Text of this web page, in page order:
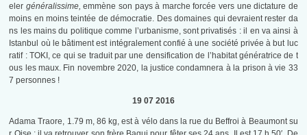
eler généralissime,emmène son pays à marche forcée vers une dictature de
moins en moins teintée de démocratie. Des domaines qui devraient rester da
ns les mains du politique comme l’urbanisme, sont privatisés : il en va ainsi à
Istanbul où le bâtiment est intégralement confié à une société privée à but luc
ratif : TOKI, ce qui se traduit par une densification de l’habitat génératrice de t
ous les maux. Fin novembre 2020, la justice condamnera à la prison à vie 33
7 personnes !
19 07 2016
Adama Traore, 1.79 m, 86 kg, est à vélo dans la rue du Beffroi à Beaumont su